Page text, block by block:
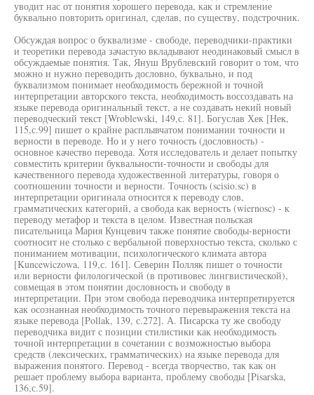
уводит нас от понятия хорошего перевода, как и стремление
буквально повторить оригинал, сделав, по существу, подстрочник.
Обсуждая вопрос о буквализме - свободе, переводчики-практики
и теоретики перевода зачастую вкладывают неодинаковый смысл в
обсуждаемые понятия. Так, Януш Врублевский говорит о том, что
можно и нужно переводить дословно, буквально, и под
буквализмом понимает необходимость бережной и точной
интерпретации авторского текста, необходимость воссоздавать на
языке перевода оригинальный текст, а не создавать некий новый
переводческий текст [Wroblewski, 149,с. 81]. Богуслав Хек [Нек,
115,с.99] пишет о крайне расплывчатом понимании точности и
верности в переводе. Но и у него точность (дословность) -
основное качество перевода. Хотя исследователь и делает попытку
совместить критерии буквальности-точности и свободы для
качественного перевода художественной литературы, говоря о
соотношении точности и верности. Точность (scisio.sc) в
интерпретации оригинала относится к переводу слов,
грамматических категорий, а свобода как верность (wiernosc) - к
переводу метафор и текста в целом. Известная польская
писательница Мария Кунцевич также понятие свободы-верности
соотносит не столько с вербальной поверхностью текста, сколько с
пониманием мотивации, психологического климата автора
[Kuncewiczowa, 119,с. 161]. Северин Полляк пишет о точности
или верности филологической (в противовес лингвистической),
совмещая в этом понятии дословность и свободу в
интерпретации. При этом свобода переводчика интерпретируется
как осознанная необходимость точного перевыражения текста на
языке перевода [Pollak, 139, с.272]. А. Писарска ту же свободу
переводчика видит с позиции стилистики как необходимость
точной интерпретации в сочетании с возможностью выбора
средств (лексических, грамматических) на языке перевода для
выражения понятого. Перевод - всегда творчество, так как он
решает проблему выбора варианта, проблему свободы [Pisarska,
136,с.59].